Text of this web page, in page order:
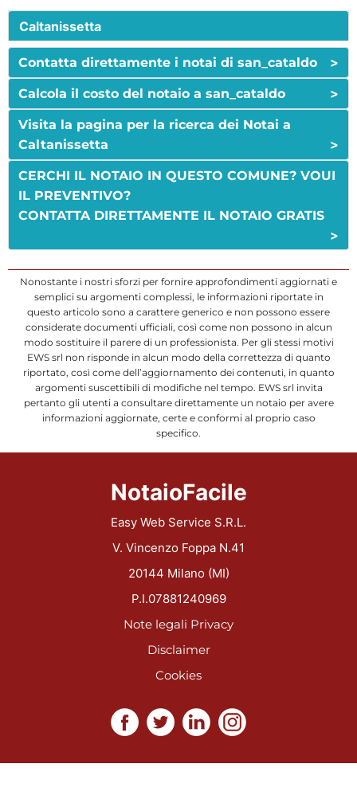
Caltanissetta
Contatta direttamente i notai di san_cataldo >
Calcola il costo del notaio a san_cataldo >
Visita la pagina per la ricerca dei Notai a
Caltanissetta
>
CERCHI IL NOTAIO IN QUESTO COMUNE? VOUI
IL PREVENTIVO?
CONTATTA DIRETTAMENTE IL NOTAIO GRATIS
>
Nonostante i nostri sforzi per fornire approfondimenti aggiornati e
semplici su argomenti complessi, le informazioni riportate in
questo articolo sono a carattere generico e non possono essere
considerate documenti ufficiali, così come non possono in alcun
modo sostituire il parere di un professionista. Per gli stessi motivi
EWS srl non risponde in alcun modo della correttezza di quanto
riportato, così come dell’aggiornamento dei contenuti, in quanto
argomenti suscettibili di modifiche nel tempo. EWS srl invita
pertanto gli utenti a consultare direttamente un notaio per avere
informazioni aggiornate, certe e conformi al proprio caso
specifico.
NotaioFacile
Easy Web Service S.R.L.
V. Vincenzo Foppa N.41
20144 Milano (MI)
P.I.07881240969
Note legali Privacy
Disclaimer
Cookies